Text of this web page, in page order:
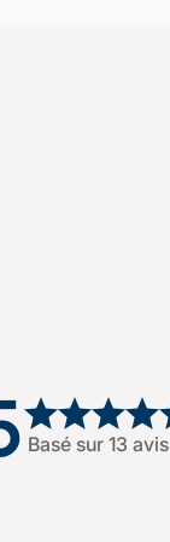
Basé sur 13 avis